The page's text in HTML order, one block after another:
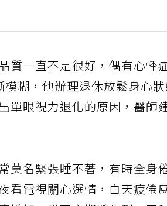
質一直不是很好，偶有心
模糊，他辦理退休放鬆身心
單眼視力退化的原因，醫
莫名緊張睡不著，有時全身
看電視關心選情，白天疲